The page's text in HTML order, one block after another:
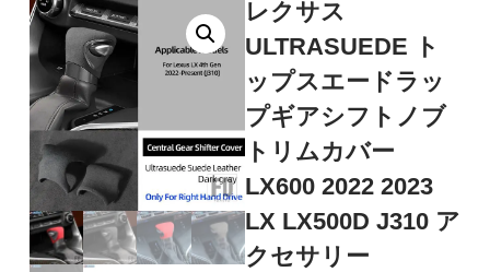
レクサス
ULTRASUEDE ト
ップスエードラッ
プギアシフトノブ
トリムカバー
LX600 2022 2023
LX LX500D J310 ア
クセサリー